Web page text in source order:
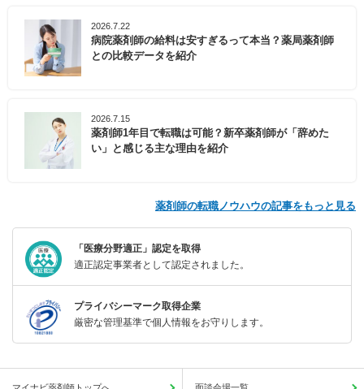
2026.7.22
病院薬剤師の給料は安すぎるって本当？薬局薬剤師
との比較データを紹介
2026.7.15
薬剤師1年目で転職は可能？新卒薬剤師が「辞めた
い」と感じる主な理由を紹介
薬剤師の転職ノウハウの記事をもっと見る
「医療分野適正」認定を取得
適正認定事業者として認定されました。
プライバシーマーク取得企業
厳密な管理基準で個人情報をお守りします。